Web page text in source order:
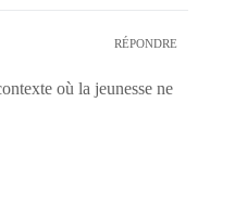
RÉPONDRE
où la jeunesse ne